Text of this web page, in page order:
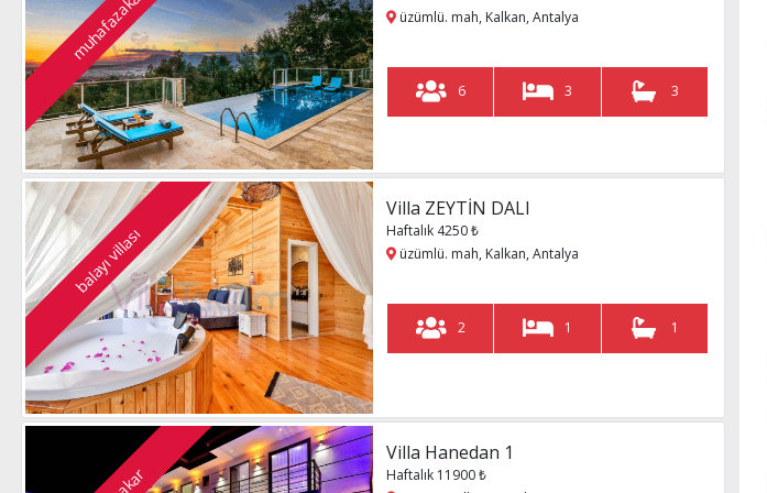
muhafazakar
üzümlü. mah, Kalkan, Antalya
6 3 3
balayı villası
Villa ZEYTİN DALI
Haftalık 4250 ₺
üzümlü. mah, Kalkan, Antalya
2 1 1
Villa Hanedan 1
Haftalık 11900 ₺